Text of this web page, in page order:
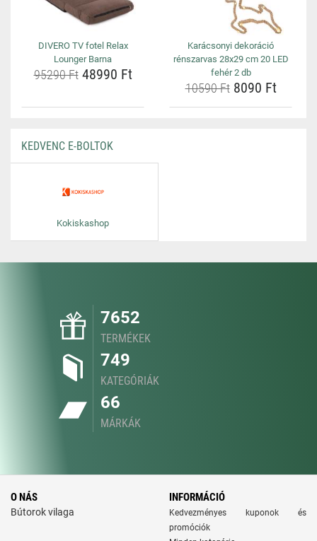
DIVERO TV fotel Relax
Lounger Barna
95290 Ft48990 Ft
Karácsonyi dekoráció
rénszarvas 28x29 cm 20 LED
fehér 2 db
10590 Ft8090 Ft
KEDVENC E-BOLTOK
Kokiskashop
7652
TERMÉKEK
749
KATEGÓRIÁK
66
MÁRKÁK
O NÁS
Bútorok vilaga
INFORMÁCIÓ
Kedvezményes kuponok és
promóciók